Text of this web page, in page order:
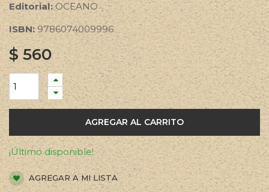
Editorial:OCEANO
ISBN: 9786074009996
$560
AGREGAR AL CARRITO
¡Último disponible!
AGREGAR A MI LISTA